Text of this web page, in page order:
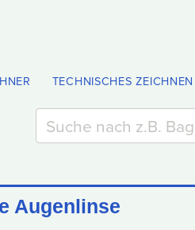
TECHNISCHES ZEICHNEN
Augenlinse